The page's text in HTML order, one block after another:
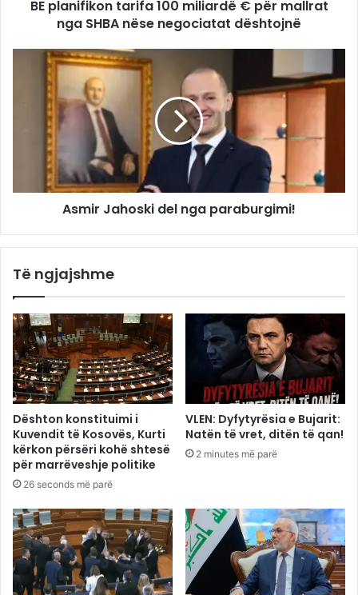
BE planifikon tarifa 100 miliardë € për mallrat
nga SHBA nëse negociatat dështojnë
Asmir Jahoski del nga paraburgimi!
Të ngjajshme
Dështon konstituimi i
Kuvendit të Kosovës, Kurti
kërkon përsëri kohë shtesë
për marrëveshje politike
26 seconds më parë
VLEN: Dyfytyrësia e Bujarit:
Natën të vret, ditën të qan!
2 minutes më parë